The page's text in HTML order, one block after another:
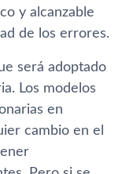
y alcanzable
de los errores.
será adoptado
Los modelos
en
cambio en el